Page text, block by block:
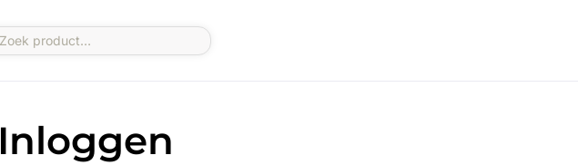
Inloggen